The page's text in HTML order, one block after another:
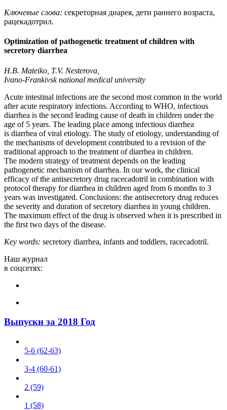
Ключевые слова: секреторная диарея, дети раннего возраста,
рацекадотрил.
Optimization of pathogenetic treatment of children with
secretory diarrhea
H.B. Mateiko, T.V. Nesterova,
Ivano-Frankivsk national medical university
Acute intestinal infections are the second most common in the world
after acute respiratory infections. According to WHO, infectious
diarrhea is the second leading cause of death in children under the
age of 5 years. The leading place among infectious diarrhea
is diarrhea of viral etiology. The study of etiology, understanding of
the mechanisms of development contributed to a revision of the
traditional approach to the treatment of diarrhea in children.
The modern strategy of treatment depends on the leading
pathogenetic mechanism of diarrhea. In our work, the clinical
efficacy of the antisecretory drug racecadotril in combination with
protocol therapy for diarrhea in children aged from 6 months to 3
years was investigated. Conclusions: the antisecretory drug reduces
the severity and duration of secretory diarrhea in young children.
The maximum effect of the drug is observed when it is prescribed in
the first two days of the disease.
Key words: secretory diarrhea, infants and toddlers, racecadotril.
Наш журнал
в соцсетях:
Выпуски за 2018 Год
5-6 (62-63)
3-4 (60-61)
2 (59)
1 (58)